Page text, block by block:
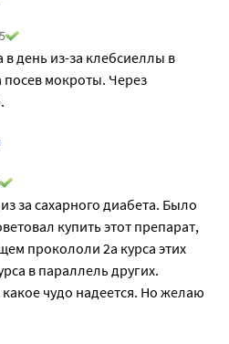
в день из-за клебсиеллы в
посев мокроты. Через
за сахарного диабета. Было
купить этот препарат,
прокололи 2а курса этих
в параллель других.
чудо надеется. Но желаю